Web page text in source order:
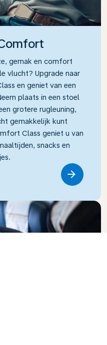
gemak en comfort
vlucht? Upgrade naar
en geniet van een
plaats in een stoel
grotere rugleuning,
gemakkelijk kunt
Class geniet u van
snacks en